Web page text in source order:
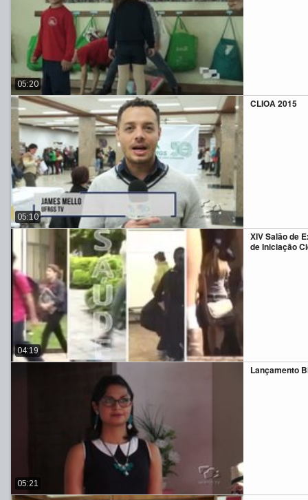
05:20
CLIOA 2015
05:10
XIV Salão de
de Iniciação
04:19
Lançamento
05:21